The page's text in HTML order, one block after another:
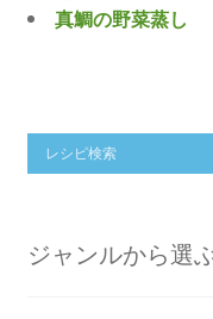
真鯛の野菜蒸し
ジャンルから選